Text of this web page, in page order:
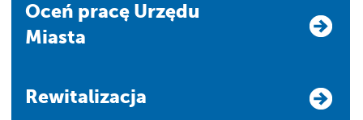
Oceń pracę Urzędu
Miasta
Rewitalizacja